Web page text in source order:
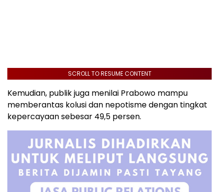
SCROLL TO RESUME CONTENT
Kemudian, publik juga menilai Prabowo mampu
memberantas kolusi dan nepotisme dengan tingkat
kepercayaan sebesar 49,5 persen.